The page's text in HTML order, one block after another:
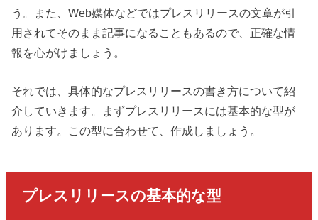
う。また、Web媒体などではプレスリリースの文章が引
用されてそのまま記事になることもあるので、正確な情
報を心がけましょう。
それでは、具体的なプレスリリースの書き方について紹
介していきます。まずプレスリリースには基本的な型が
あります。この型に合わせて、作成しましょう。
プレスリリースの基本的な型